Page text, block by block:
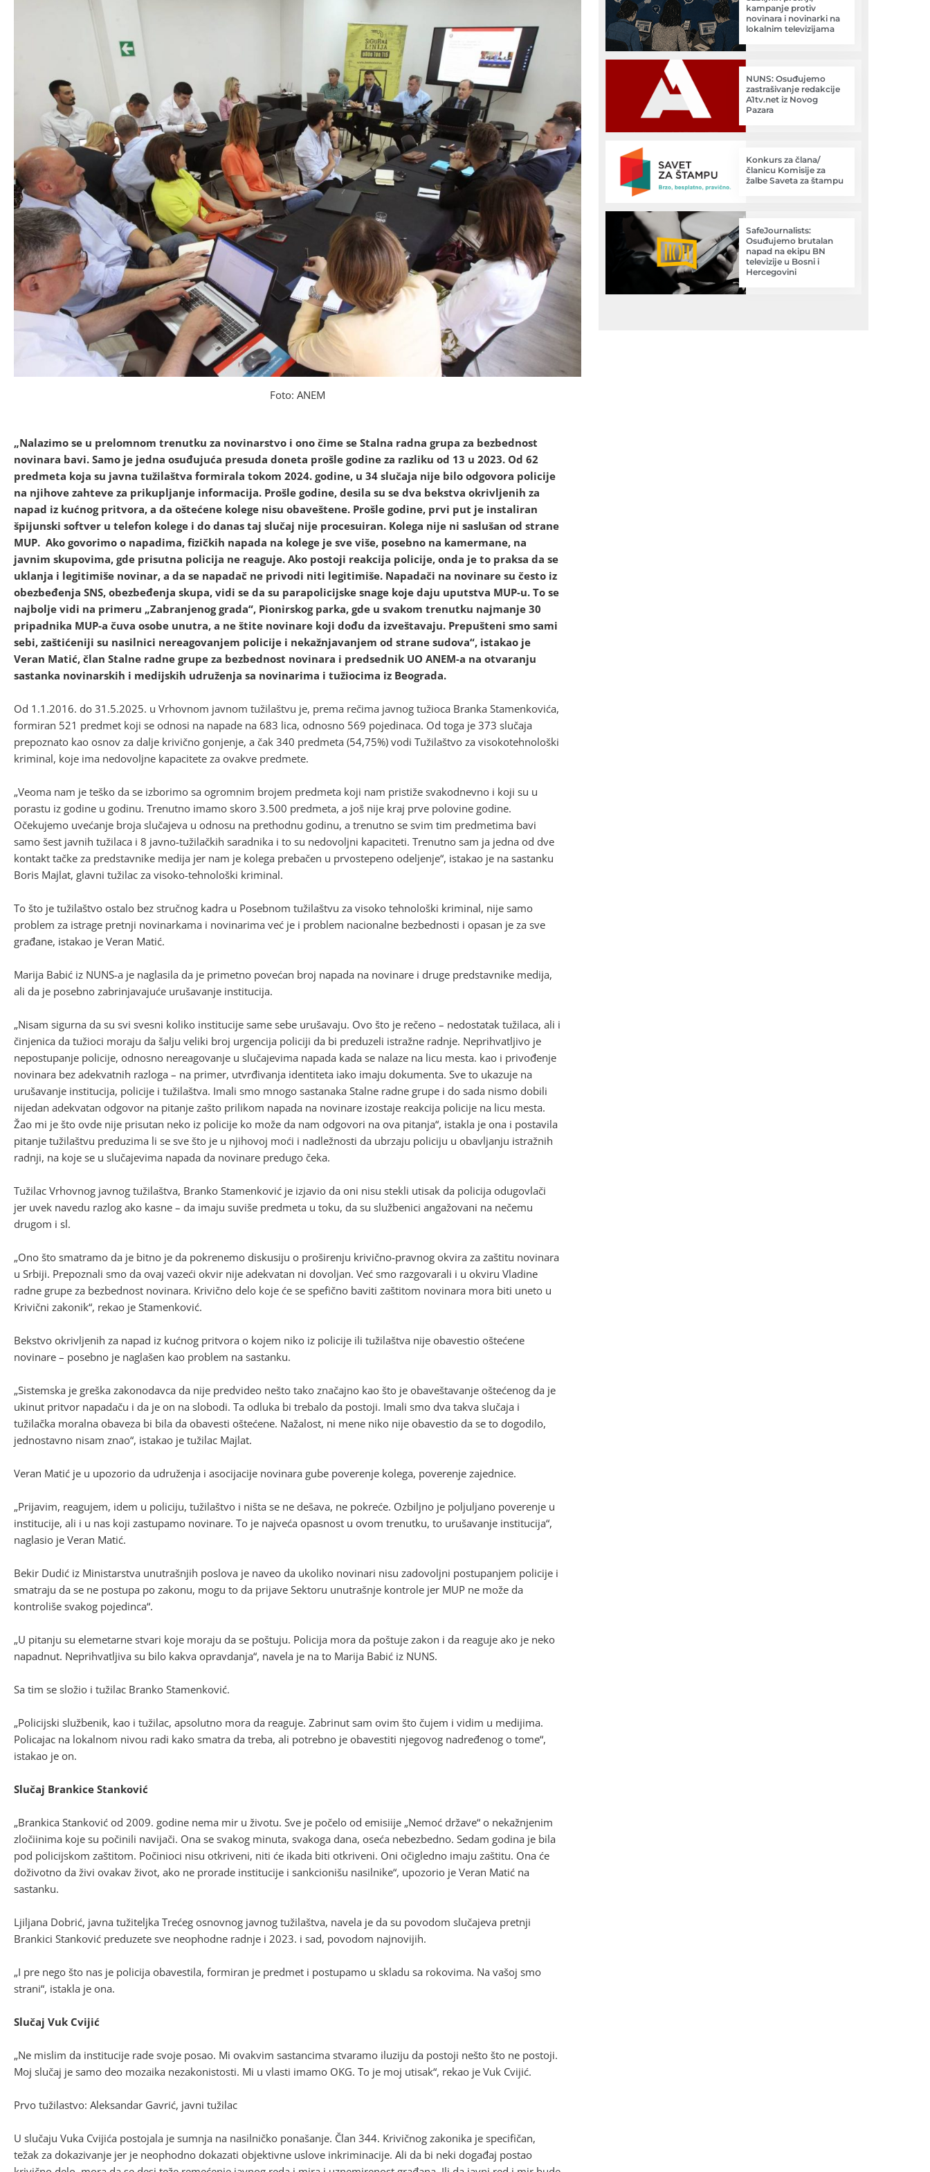
Foto: ANEM
„Nalazimo se u prelomnom trenutku za novinarstvo i ono čime se Stalna radna grupa za bezbednost
novinara bavi. Samo je jedna osuđujuća presuda doneta prošle godine za razliku od 13 u 2023. Od 62
predmeta koja su javna tužilaštva formirala tokom 2024. godine, u 34 slučaja nije bilo odgovora policije
na njihove zahteve za prikupljanje informacija. Prošle godine, desila su se dva bekstva okrivljenih za
napad iz kućnog pritvora, a da oštećene kolege nisu obaveštene. Prošle godine, prvi put je instaliran
špijunski softver u telefon kolege i do danas taj slučaj nije procesuiran. Kolega nije ni saslušan od strane
MUP. Ako govorimo o napadima, fizičkih napada na kolege je sve više, posebno na kamermane, na
javnim skupovima, gde prisutna policija ne reaguje. Ako postoji reakcija policije, onda je to praksa da se
uklanja i legitimiše novinar, a da se napadač ne privodi niti legitimiše. Napadači na novinare su često iz
obezbeđenja SNS, obezbeđenja skupa, vidi se da su parapolicijske snage koje daju uputstva MUP-u. To se
najbolje vidi na primeru „Zabranjenog grada“, Pionirskog parka, gde u svakom trenutku najmanje 30
pripadnika MUP-a čuva osobe unutra, a ne štite novinare koji dođu da izveštavaju. Prepušteni smo sami
sebi, zaštićeniji su nasilnici nereagovanjem policije i nekažnjavanjem od strane sudova“, istakao je
Veran Matić, član Stalne radne grupe za bezbednost novinara i predsednik UO ANEM-a na otvaranju
sastanka novinarskih i medijskih udruženja sa novinarima i tužiocima iz Beograda.
Od 1.1.2016. do 31.5.2025. u Vrhovnom javnom tužilaštvu je, prema rečima javnog tužioca Branka Stamenkovića,
formiran 521 predmet koji se odnosi na napade na 683 lica, odnosno 569 pojedinaca. Od toga je 373 slučaja
prepoznato kao osnov za dalje krivično gonjenje, a čak 340 predmeta (54,75%) vodi Tužilaštvo za visokotehnološki
kriminal, koje ima nedovoljne kapacitete za ovakve predmete.
„Veoma nam je teško da se izborimo sa ogromnim brojem predmeta koji nam pristiže svakodnevno i koji su u
porastu iz godine u godinu. Trenutno imamo skoro 3.500 predmeta, a još nije kraj prve polovine godine.
Očekujemo uvećanje broja slučajeva u odnosu na prethodnu godinu, a trenutno se svim tim predmetima bavi
samo šest javnih tužilaca i 8 javno-tužilačkih saradnika i to su nedovoljni kapaciteti. Trenutno sam ja jedna od dve
kontakt tačke za predstavnike medija jer nam je kolega prebačen u prvostepeno odeljenje“, istakao je na sastanku
Boris Majlat, glavni tužilac za visoko-tehnološki kriminal.
To što je tužilaštvo ostalo bez stručnog kadra u Posebnom tužilaštvu za visoko tehnološki kriminal, nije samo
problem za istrage pretnji novinarkama i novinarima već je i problem nacionalne bezbednosti i opasan je za sve
građane, istakao je Veran Matić.
Marija Babić iz NUNS-a je naglasila da je primetno povećan broj napada na novinare i druge predstavnike medija,
ali da je posebno zabrinjavajuće urušavanje institucija.
„Nisam sigurna da su svi svesni koliko institucije same sebe urušavaju. Ovo što je rečeno – nedostatak tužilaca, ali i
činjenica da tužioci moraju da šalju veliki broj urgencija policiji da bi preduzeli istražne radnje. Neprihvatljivo je
nepostupanje policije, odnosno nereagovanje u slučajevima napada kada se nalaze na licu mesta. kao i privođenje
novinara bez adekvatnih razloga – na primer, utvrđivanja identiteta iako imaju dokumenta. Sve to ukazuje na
urušavanje institucija, policije i tužilaštva. Imali smo mnogo sastanaka Stalne radne grupe i do sada nismo dobili
nijedan adekvatan odgovor na pitanje zašto prilikom napada na novinare izostaje reakcija policije na licu mesta.
Žao mi je što ovde nije prisutan neko iz policije ko može da nam odgovori na ova pitanja“, istakla je ona i postavila
pitanje tužilaštvu preduzima li se sve što je u njihovoj moći i nadležnosti da ubrzaju policiju u obavljanju istražnih
radnji, na koje se u slučajevima napada da novinare predugo čeka.
Tužilac Vrhovnog javnog tužilaštva, Branko Stamenković je izjavio da oni nisu stekli utisak da policija odugovlači
jer uvek navedu razlog ako kasne – da imaju suviše predmeta u toku, da su službenici angažovani na nečemu
drugom i sl.
„Ono što smatramo da je bitno je da pokrenemo diskusiju o proširenju krivično-pravnog okvira za zaštitu novinara
u Srbiji. Prepoznali smo da ovaj vazeći okvir nije adekvatan ni dovoljan. Već smo razgovarali i u okviru Vladine
radne grupe za bezbednost novinara. Krivično delo koje će se spefično baviti zaštitom novinara mora biti uneto u
Krivični zakonik“, rekao je Stamenković.
Bekstvo okrivljenih za napad iz kućnog pritvora o kojem niko iz policije ili tužilaštva nije obavestio oštećene
novinare – posebno je naglašen kao problem na sastanku.
„Sistemska je greška zakonodavca da nije predvideo nešto tako značajno kao što je obaveštavanje oštećenog da je
ukinut pritvor napadaču i da je on na slobodi. Ta odluka bi trebalo da postoji. Imali smo dva takva slučaja i
tužilačka moralna obaveza bi bila da obavesti oštećene. Nažalost, ni mene niko nije obavestio da se to dogodilo,
jednostavno nisam znao“, istakao je tužilac Majlat.
Veran Matić je u upozorio da udruženja i asocijacije novinara gube poverenje kolega, poverenje zajednice.
„Prijavim, reagujem, idem u policiju, tužilaštvo i ništa se ne dešava, ne pokreće. Ozbiljno je poljuljano poverenje u
institucije, ali i u nas koji zastupamo novinare. To je najveća opasnost u ovom trenutku, to urušavanje institucija“,
naglasio je Veran Matić.
Bekir Dudić iz Ministarstva unutrašnjih poslova je naveo da ukoliko novinari nisu zadovoljni postupanjem policije i
smatraju da se ne postupa po zakonu, mogu to da prijave Sektoru unutrašnje kontrole jer MUP ne može da
kontroliše svakog pojedinca“.
„U pitanju su elemetarne stvari koje moraju da se poštuju. Policija mora da poštuje zakon i da reaguje ako je neko
napadnut. Neprihvatljiva su bilo kakva opravdanja“, navela je na to Marija Babić iz NUNS.
Sa tim se složio i tužilac Branko Stamenković.
„Policijski službenik, kao i tužilac, apsolutno mora da reaguje. Zabrinut sam ovim što čujem i vidim u medijima.
Policajac na lokalnom nivou radi kako smatra da treba, ali potrebno je obavestiti njegovog nadređenog o tome“,
istakao je on.
Slučaj Brankice Stanković
„Brankica Stanković od 2009. godine nema mir u životu. Sve je počelo od emisiije „Nemoć države“ o nekažnjenim
zločiinima koje su počinili navijači. Ona se svakog minuta, svakoga dana, oseća nebezbedno. Sedam godina je bila
pod policijskom zaštitom. Počinioci nisu otkriveni, niti će ikada biti otkriveni. Oni očigledno imaju zaštitu. Ona će
doživotno da živi ovakav život, ako ne prorade institucije i sankcionišu nasilnike“, upozorio je Veran Matić na
sastanku.
Ljiljana Dobrić, javna tužiteljka Trećeg osnovnog javnog tužilaštva, navela je da su povodom slučajeva pretnji
Brankici Stanković preduzete sve neophodne radnje i 2023. i sad, povodom najnovijih.
„I pre nego što nas je policija obavestila, formiran je predmet i postupamo u skladu sa rokovima. Na vašoj smo
strani“, istakla je ona.
Slučaj Vuk Cvijić
„Ne mislim da institucije rade svoje posao. Mi ovakvim sastancima stvaramo iluziju da postoji nešto što ne postoji.
Moj slučaj je samo deo mozaika nezakonistosti. Mi u vlasti imamo OKG. To je moj utisak“, rekao je Vuk Cvijić.
Prvo tužilastvo: Aleksandar Gavrić, javni tužilac
U slučaju Vuka Cvijića postojala je sumnja na nasilničko ponašanje. Član 344. Krivičnog zakonika je specifičan,
težak za dokazivanje jer je neophodno dokazati objektivne uslove inkriminacije. Ali da bi neki događaj postao
kampanje protiv
novinara i novinarki na
lokalnim televizijama
NUNS: Osuđujemo
zastrašivanje redakcije
A1tv.net iz Novog
Pazara
Konkurs za člana/
članicu Komisije za
žalbe Saveta za štampu
SafeJournalists:
Osuđujemo brutalan
napad na ekipu BN
televizije u Bosni i
Hercegovini